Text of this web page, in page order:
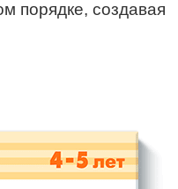
порядке, создавая